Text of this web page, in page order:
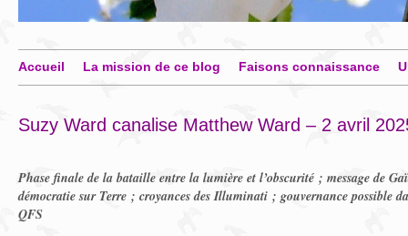
Accueil La mission de ce blog Faisons connaissance
Suzy Ward canalise Matthew Ward – 2 avril
Phase finale de la bataille entre la lumière et l’obscurité ; message de
démocratie sur Terre ; croyances des Illuminati ; gouvernance possible
QFS